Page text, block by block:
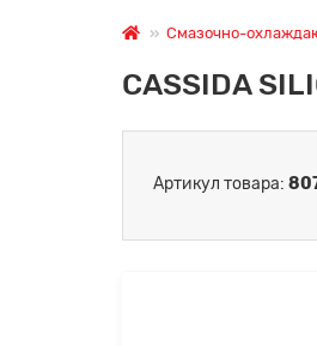
Смазочно-
CASSIDA
Артикул товара: